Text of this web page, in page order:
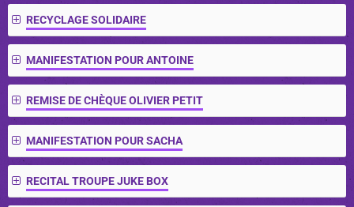
RECYCLAGE SOLIDAIRE
MANIFESTATION POUR ANTOINE
REMISE DE CHÈQUE OLIVIER PETIT
MANIFESTATION POUR SACHA
RECITAL TROUPE JUKE BOX